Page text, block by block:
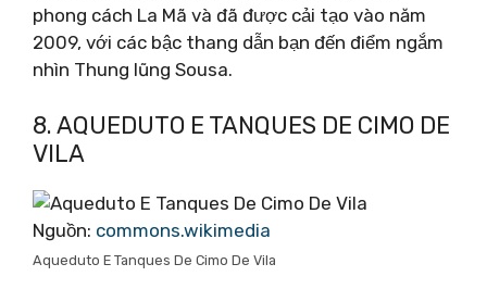
phong cách La Mã và đã được cải tạo vào năm
2009, với các bậc thang dẫn bạn đến điểm ngắm
nhìn Thung lũng Sousa.
8. AQUEDUTO E TANQUES DE CIMO DE
VILA
Nguồn: commons.wikimedia
Aqueduto E Tanques De Cimo De Vila